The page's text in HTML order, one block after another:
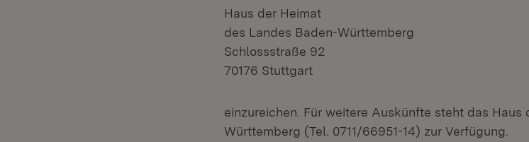
Haus der Heimat
des Landes Baden-Württemberg
Schlossstraße 92
70176 Stuttgart
einzureichen. Für weitere Auskünfte steht das
Württemberg (Tel. 0711/66951-14) zur Verfügung.